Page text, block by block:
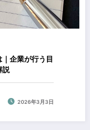
企業が行う目
説
2026年3月3日